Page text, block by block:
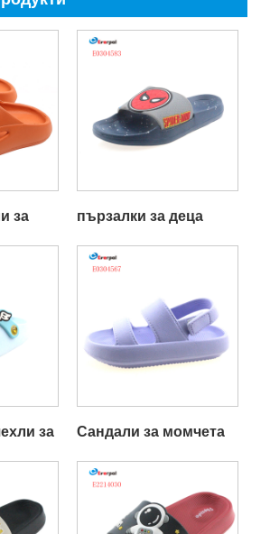
за
пързалки за деца
за
Сандали за момчета